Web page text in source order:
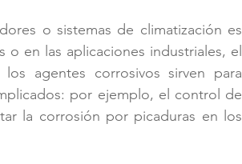
o sistemas de climatización es
en las aplicaciones industriales, el
agentes corrosivos sirven para
por ejemplo, el control de
la corrosión por picaduras en los